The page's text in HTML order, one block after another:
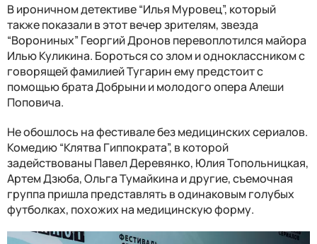
В ироничном детективе “Илья Муровец”, который
также показали в этот вечер зрителям, звезда
“Ворониных” Георгий Дронов перевоплотился майора
Илью Куликина. Бороться со злом и одноклассником с
говорящей фамилией Тугарин ему предстоит с
помощью брата Добрыни и молодого опера Алеши
Поповича.
Не обошлось на фестивале без медицинских сериалов.
Комедию “Клятва Гиппократа”, в которой
задействованы Павел Деревянко, Юлия Топольницкая,
Артем Дзюба, Ольга Тумайкина и другие, съемочная
группа пришла представлять в одинаковым голубых
футболках, похожих на медицинскую форму.